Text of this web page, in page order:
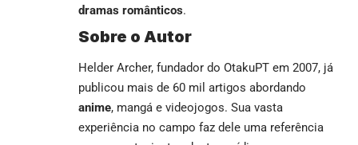
dramas românticos.
Sobre o Autor
Helder Archer, fundador do OtakuPT em 2007, já
publicou mais de 60 mil artigos abordando
anime, mangá e videojogos. Sua vasta
experiência no campo faz dele uma referência